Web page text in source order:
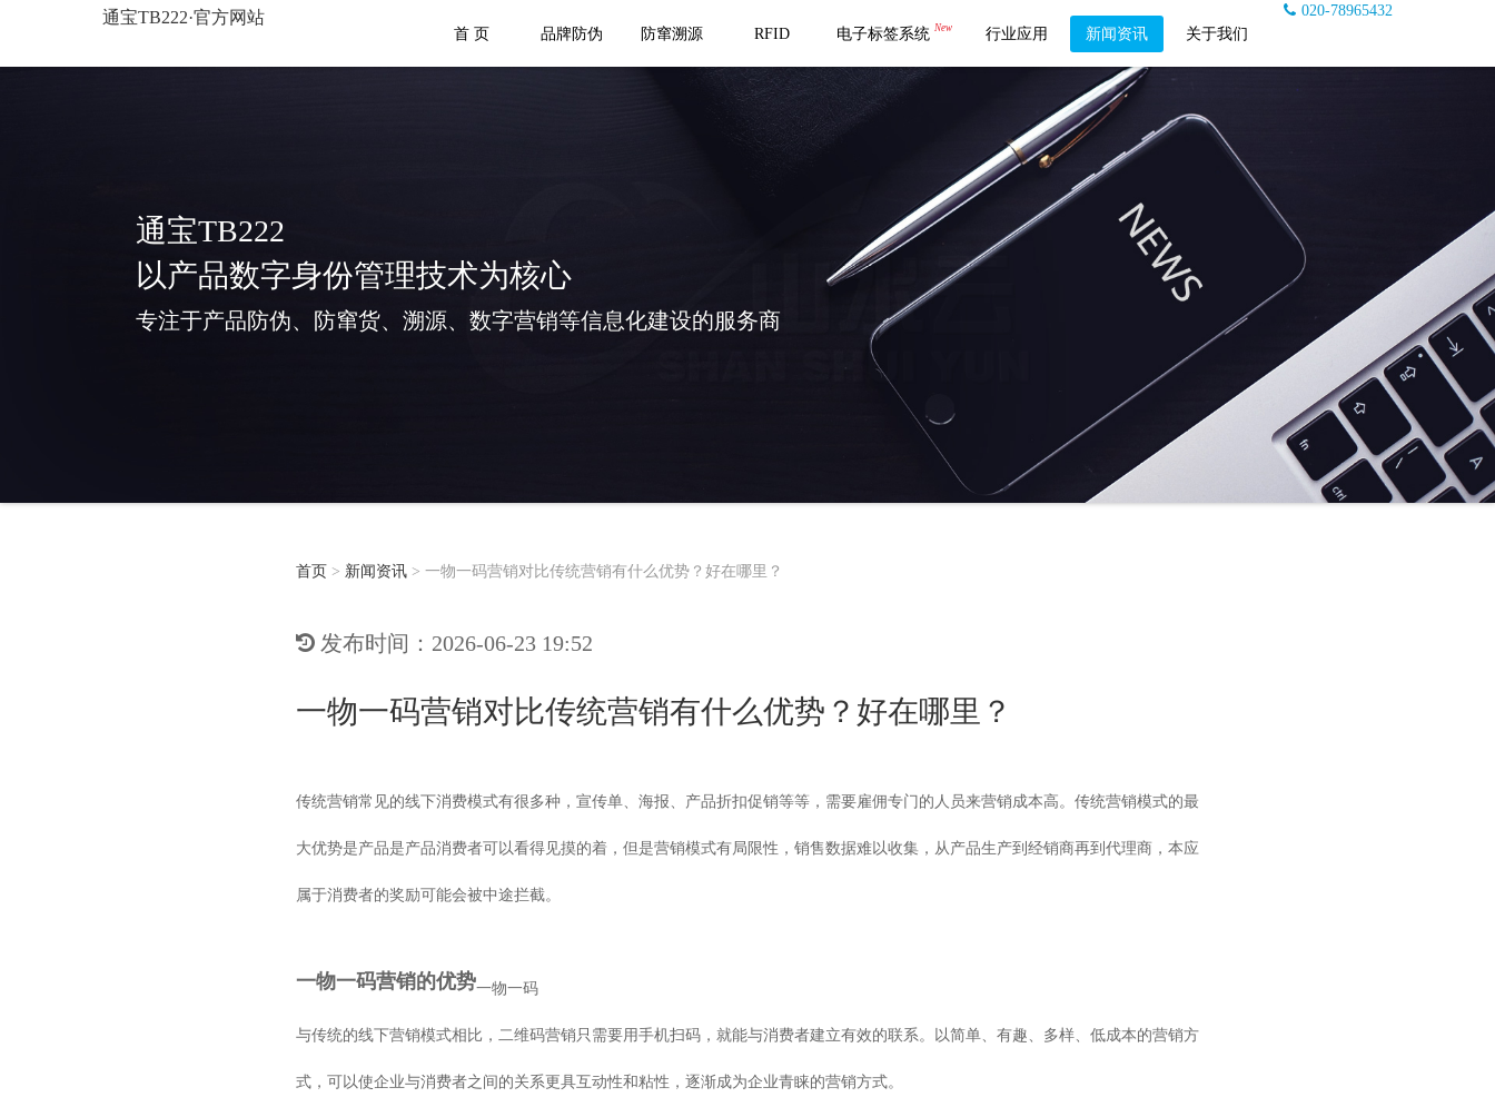
通宝TB222·官方网站
020-78965432
首 页
品牌防伪 防窜溯源 RFID 电子标签系统 New 行业应用 新闻资讯 关于我们
通宝TB222
以产品数字身份管理技术为核心
专注于产品防伪、防窜货、溯源、数字营销等信息化建设的服务商
首页 > 新闻资讯 > 一物一码营销对比传统营销有什么优势？好在哪里？
发布时间：2026-06-23 19:52
一物一码营销对比传统营销有什么优势？好在哪里？
传统营销常见的线下消费模式有很多种，宣传单、海报、产品折扣促销等等，需要雇佣专门的人员来营销成本高。传统营销模式的最
大优势是产品是产品消费者可以看得见摸的着，但是营销模式有局限性，销售数据难以收集，从产品生产到经销商再到代理商，本应
属于消费者的奖励可能会被中途拦截。
一物一码营销的优势一物一码
与传统的线下营销模式相比，二维码营销只需要用手机扫码，就能与消费者建立有效的联系。以简单、有趣、多样、低成本的营销方
式，可以使企业与消费者之间的关系更具互动性和粘性，逐渐成为企业青睐的营销方式。